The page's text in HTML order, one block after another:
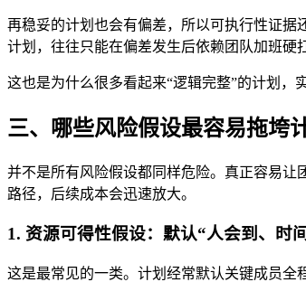
再稳妥的计划也会有偏差，所以可执行性证
计划，往往只能在偏差发生后依赖团队加班硬
这也是为什么很多看起来“逻辑完整”的计划，
三、哪些风险假设最容易拖垮
并不是所有风险假设都同样危险。真正容易让
路径，后续成本会迅速放大。
1. 资源可得性假设：默认“人会到、时
这是最常见的一类。计划经常默认关键成员全